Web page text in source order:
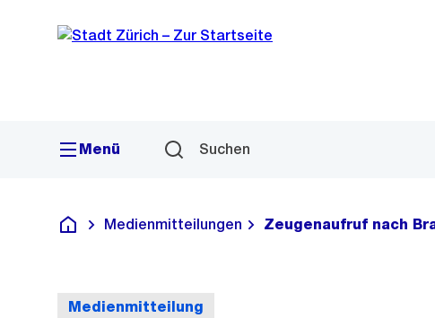
Navigation
Sprunglink
Menü Suchen
Deutsch
Medienmitteilungen Zeugenaufruf nach
Medienmitteilung